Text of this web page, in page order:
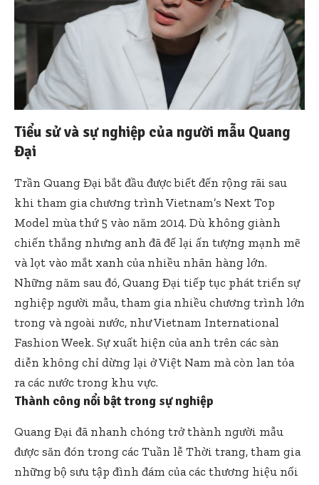
Tiểu sử và sự nghiệp của người mẫu Quang
Đại
Trần Quang Đại bắt đầu được biết đến rộng rãi sau
khi tham gia chương trình Vietnam’s Next Top
Model mùa thứ 5 vào năm 2014. Dù không giành
chiến thắng nhưng anh đã để lại ấn tượng mạnh mẽ
và lọt vào mắt xanh của nhiều nhãn hàng lớn.
Những năm sau đó, Quang Đại tiếp tục phát triển sự
nghiệp người mẫu, tham gia nhiều chương trình lớn
trong và ngoài nước, như Vietnam International
Fashion Week. Sự xuất hiện của anh trên các sàn
diễn không chỉ dừng lại ở Việt Nam mà còn lan tỏa
ra các nước trong khu vực.
Thành công nổi bật trong sự nghiệp
Quang Đại đã nhanh chóng trở thành người mẫu
được săn đón trong các Tuần lễ Thời trang, tham gia
những bộ sưu tập đình đám của các thương hiệu nổi